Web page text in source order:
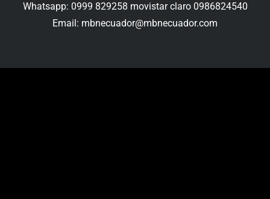
Whatsapp: 0999 829258 movistar claro 0986824540
Email: mbnecuador@mbnecuador.com